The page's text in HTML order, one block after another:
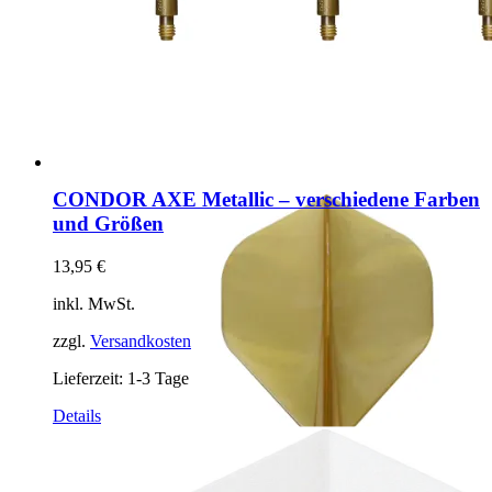
CONDOR AXE Metallic – verschiedene Farben
und Größen
13,95 €
inkl. MwSt.
zzgl. Versandkosten
Lieferzeit: 1-3 Tage
Dieses
Details